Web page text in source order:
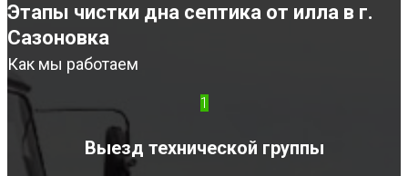
Этапы чистки дна септика от илла в г.
Сазоновка
Как мы работаем
1
Выезд технической группы